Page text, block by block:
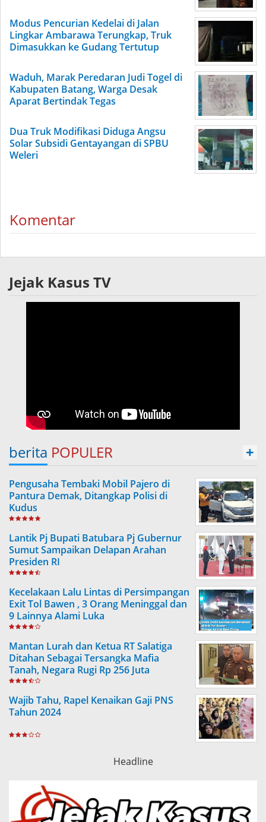
Modus Pencurian Kedelai di Jalan
Lingkar Ambarawa Terungkap, Truk
Dimasukkan ke Gudang Tertutup
Waduh, Marak Peredaran Judi Togel di
Kabupaten Batang, Warga Desak
Aparat Bertindak Tegas
Dua Truk Modifikasi Diduga Angsu
Solar Subsidi Gentayangan di SPBU
Weleri
Komentar
Jejak Kasus TV
berita POPULER +
Pengusaha Tembaki Mobil Pajero di
Pantura Demak, Ditangkap Polisi di
Kudus
Lantik Pj Bupati Batubara Pj Gubernur
Sumut Sampaikan Delapan Arahan
Presiden RI
Kecelakaan Lalu Lintas di Persimpangan
Exit Tol Bawen , 3 Orang Meninggal dan
9 Lainnya Alami Luka
Mantan Lurah dan Ketua RT Salatiga
Ditahan Sebagai Tersangka Mafia
Tanah, Negara Rugi Rp 256 Juta
Wajib Tahu, Rapel Kenaikan Gaji PNS
Tahun 2024
Headline